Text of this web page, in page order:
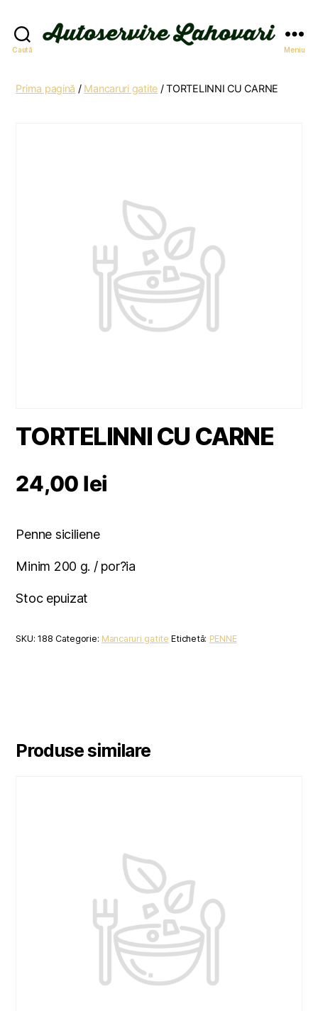
Caută Meniu
Prima pagină / Mancaruri gatite / TORTELINNI CU CARNE
TORTELINNI CU CARNE
24,00 lei
Penne siciliene
Minim 200 g. / por?ia
Stoc epuizat
SKU:188 Categorie: Mancaruri gatite Etichetă: PENNE
Produse similare